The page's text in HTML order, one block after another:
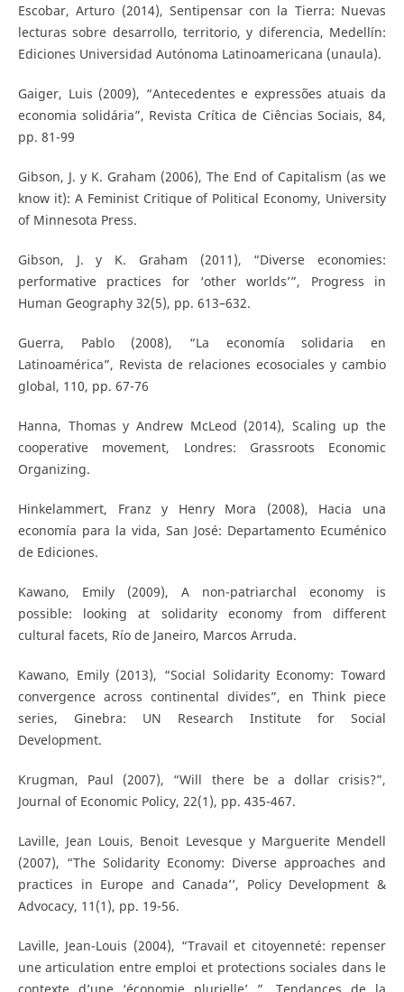
Escobar, Arturo (2014), Sentipensar con la Tierra: Nuevas
lecturas sobre desarrollo, territorio, y diferencia, Medellín:
Ediciones Universidad Autónoma Latinoamericana (unaula).
Gaiger, Luis (2009), “Antecedentes e expressões atuais da
economia solidária”, Revista Crítica de Ciências Sociais, 84,
pp. 81-99
Gibson, J. y K. Graham (2006), The End of Capitalism (as we
know it): A Feminist Critique of Political Economy, University
of Minnesota Press.
Gibson, J. y K. Graham (2011), “Diverse economies:
performative practices for ‘other worlds’”, Progress in
Human Geography 32(5), pp. 613–632.
Guerra, Pablo (2008), “La economía solidaria en
Latinoamérica”, Revista de relaciones ecosociales y cambio
global, 110, pp. 67-76
Hanna, Thomas y Andrew McLeod (2014), Scaling up the
cooperative movement, Londres: Grassroots Economic
Organizing.
Hinkelammert, Franz y Henry Mora (2008), Hacia una
economía para la vida, San José: Departamento Ecuménico
de Ediciones.
Kawano, Emily (2009), A non-patriarchal economy is
possible: looking at solidarity economy from different
cultural facets, Río de Janeiro, Marcos Arruda.
Kawano, Emily (2013), “Social Solidarity Economy: Toward
convergence across continental divides”, en Think piece
series, Ginebra: UN Research Institute for Social
Development.
Krugman, Paul (2007), “Will there be a dollar crisis?”,
Journal of Economic Policy, 22(1), pp. 435-467.
Laville, Jean Louis, Benoit Levesque y Marguerite Mendell
(2007), “The Solidarity Economy: Diverse approaches and
practices in Europe and Canada’’, Policy Development &
Advocacy, 11(1), pp. 19-56.
Laville, Jean-Louis (2004), “Travail et citoyenneté: repenser
une articulation entre emploi et protections sociales dans le